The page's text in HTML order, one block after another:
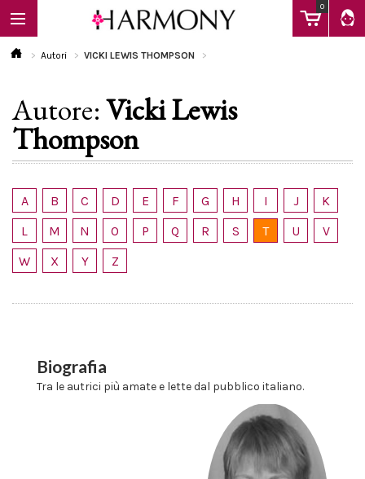
0
EBOOK
LIBRI
Calendario
Autori VICKI LEWIS THOMPSON
Autore:Vicki Lewis
Thompson
A B C D E F G H I J
K
L
M N O P Q R S T U
V
W
X Y Z
Biografia
Tra le autrici più amate e lette dal pubblico italiano.